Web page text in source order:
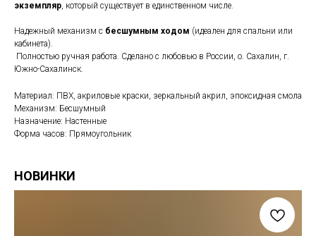
экземпляр, который существует в единственном числе.
Надежный механизм с бесшумным ходом (идеален для спальни или
кабинета).
Полностью ручная работа. Сделано с любовью в России, о. Сахалин, г.
Южно-Сахалинск.
Материал: ПВХ, акриловые краски, зеркальный акрил, эпоксидная смола
Механизм: Бесшумный
Назначение: Настенные
Форма часов: Прямоугольник
НОВИНКИ